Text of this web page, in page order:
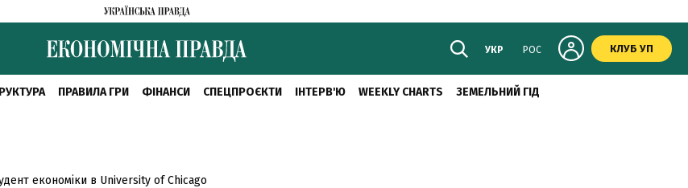
УКР РОС КЛУБ УП
ПРАВИЛА ГРИ ФІНАНСИ СПЕЦПРОЄКТИ ІНТЕРВ'Ю WEEKLY CHARTS ЗЕМЕЛЬНИЙ ГІД
економіки в University of Chicago